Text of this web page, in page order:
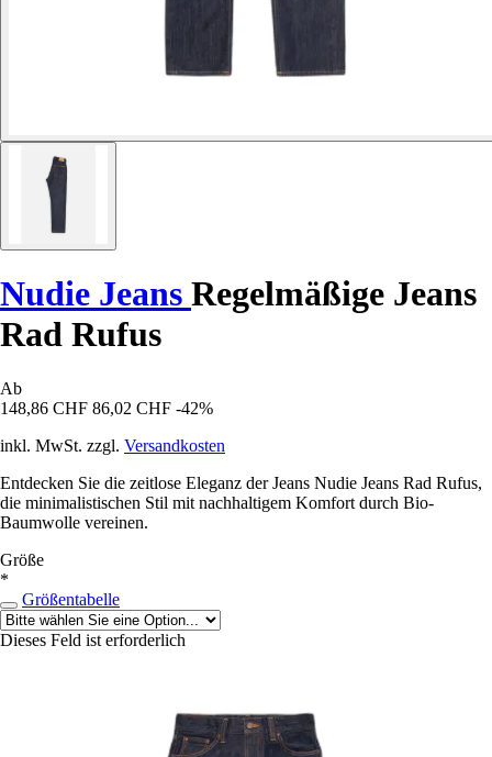
Nudie Jeans Regelmäßige Jeans
Rad Rufus
Ab
148,86 CHF 86,02 CHF -42%
inkl. MwSt. zzgl. Versandkosten
Entdecken Sie die zeitlose Eleganz der Jeans Nudie Jeans Rad Rufus,
die minimalistischen Stil mit nachhaltigem Komfort durch Bio-
Baumwolle vereinen.
Größe
*
Größentabelle
Dieses Feld ist erforderlich